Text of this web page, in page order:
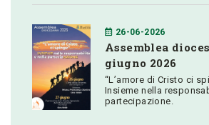
26-06-2026
Assemblea
giugno 2026
“L’amore di Cristo ci
Insieme nella
partecipazione.